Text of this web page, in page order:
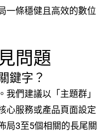
一條穩健且高效的數位
問題
鍵字？
我們建議以「主題群」
心服務或產品頁面設定
局3至5個相關的長尾關